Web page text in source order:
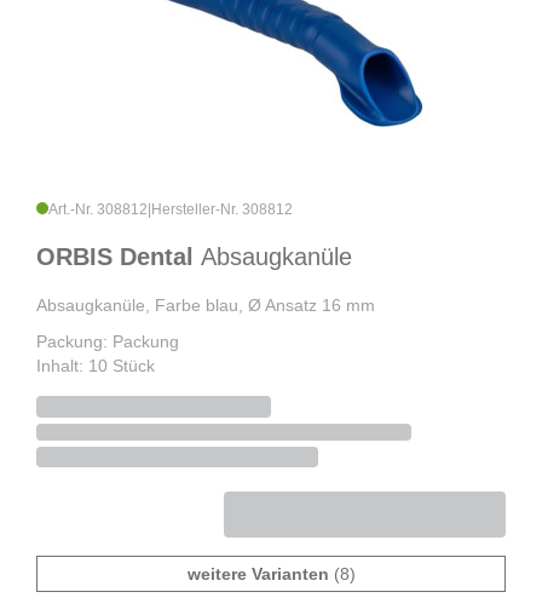
Art.-Nr. 308812 Hersteller-Nr. 308812
ORBIS Dental Absaugkanüle
Absaugkanüle, Farbe blau, Ø Ansatz 16 mm
Packung: Packung
Inhalt: 10 Stück
weitere Varianten (8)